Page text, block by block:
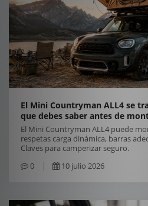
El Mini Countryman ALL4 se
que debes saber antes de
El Mini Countryman ALL4 puede
respetas carga dinámica, barras
Claves para camperizar seguro.
0
10 julio 2026